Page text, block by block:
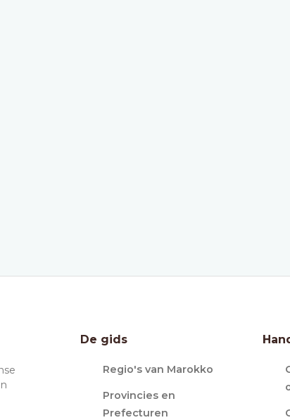
De gids
Regio's van Marokko
Provincies en
Prefecturen